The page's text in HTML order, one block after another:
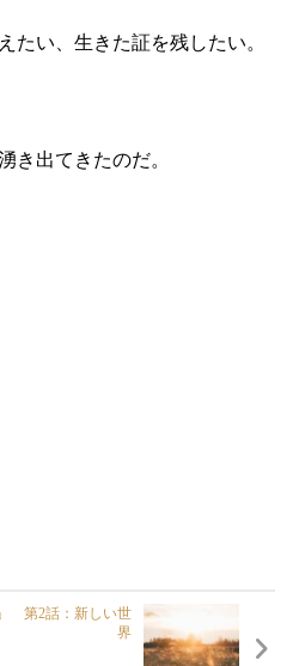
たい、生きた証を残したい。
き出てきたのだ。
第2話：新しい世
界